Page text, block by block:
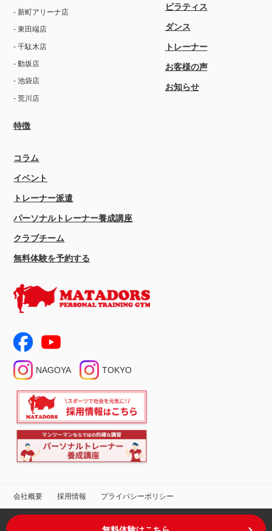
NAGOYA TOKYO
- 新町アリーナ店
- 東田端店
- 千駄木店
- 動坂店
- 池袋店
- 荒川店
特徴
ピラティス
ダンス
トレーナー
お客様の声
お知らせ
コラム
イベント
トレーナー派遣
パーソナルトレーナー養成講座
クラブチーム
無料体験を予約する
会社概要 採用情報 プライバシーポリシー